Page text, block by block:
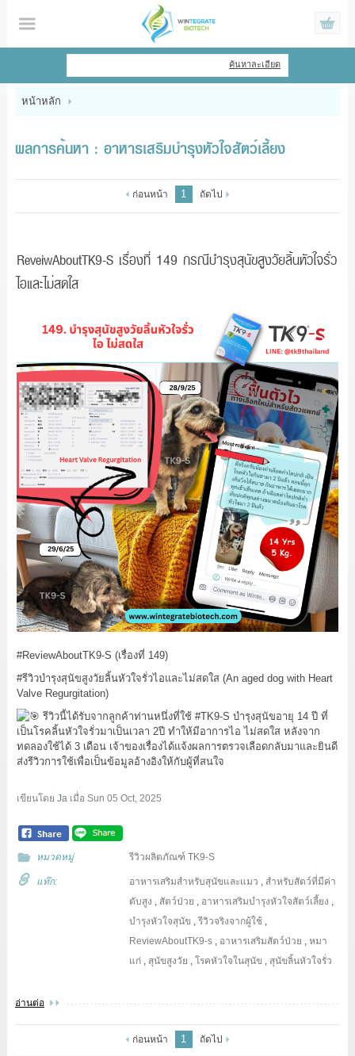
ไทย | English
หน้าหลัก
แจ้งชำระเงิน
ค้นหาละเอียด
หน้าหลัก
ผลการค้นหา : อาหารเสริมบำรุงหัวใจสัตว์เลี้ยง
ก่อนหน้า 1 ถัดไป
ReveiwAboutTK9-S เรื่องที่ 149 กรณีบำรุงสุนัขสูงวัยลิ้นหัวใจรั่ว
ไอและไม่สดใส
#ReviewAboutTK9-S (เรื่องที่ 149)
#รีวิวบำรุงสุนัขสูงวัยลิ้นหัวใจรั่วไอและไม่สดใส(An aged dog with Heart
Valve Regurgitation)
รีวิวนี้ได้รับจากลูกค้าท่านหนึ่งที่ใช้ #TK9-S บำรุงสุนัขอายุ 14 ปี ที่
เป็นโรคลิ้นหัวใจรั่วมาเป็นเวลา 2ปี ทำให้มีอาการไอ ไม่สดใส หลังจาก
ทดลองใช้ได้ 3 เดือน เจ้าของเรื่องได้แจ้งผลการตรวจเลือดกลับมาและยินดี
ส่งรีวิวการใช้เพื่อเป็นข้อมูลอ้างอิงให้กับผู้ที่สนใจ
เขียนโดย Jaเมื่อ Sun 05 Oct, 2025
หมวดหมู่ รีวิวผลิตภัณฑ์ TK9-S
แท๊ก: อาหารเสริมสำหรับสุนัขและแมว , สำหรับสัตว์ที่มีค่า
ตับสูง , สัตว์ป่วย , อาหารเสริมบำรุงหัวใจสัตว์เลี้ยง ,
บำรุงหัวใจสุนัข ,รีวิวจริงจากผู้ใช้ ,
ReviewAboutTK9-s , อาหารเสริมสัตว์ป่วย ,หมา
แก่ , สุนัขสูงวัย ,โรคหัวใจในสุนัข , สุนัขลิ้นหัวใจรั่ว
อ่านต่อ
ก่อนหน้า 1 ถัดไป